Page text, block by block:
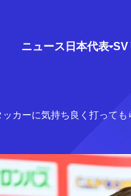
ニュース 日本代表 SV
ッカーに気持ち良く打って